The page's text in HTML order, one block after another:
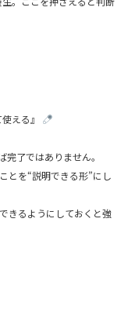
える』
了ではありません。
とを“説明できる形”にし
きるようにしておくと強